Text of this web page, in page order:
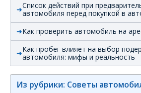
Список действий при
автомобиля перед покупкой в
Как проверить автомобиль на
Как пробег влияет на выбор
автомобиля: мифы и реальность
Из рубрики: Советы